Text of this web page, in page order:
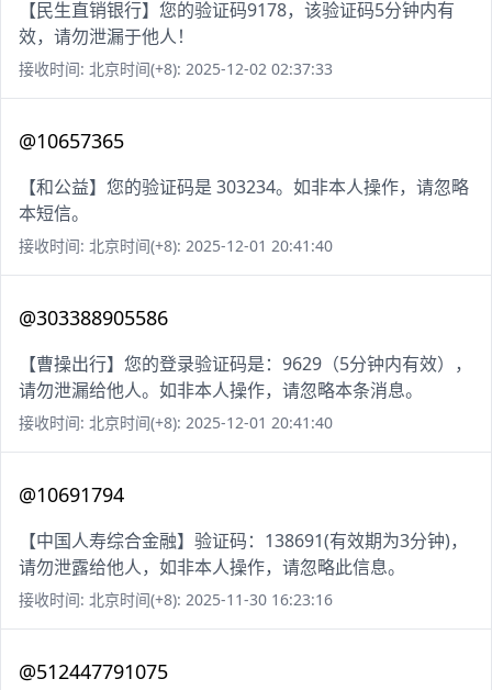
【民生直销银行】您的验证码9178，该验证码5分钟内有
效，请勿泄漏于他人！
接收时间: 北京时间(+8): 2025-12-02 02:37:33
@10657365
【和公益】您的验证码是 303234。如非本人操作，请忽略
本短信。
接收时间: 北京时间(+8): 2025-12-01 20:41:40
@303388905586
【曹操出行】您的登录验证码是：9629（5分钟内有效），
请勿泄漏给他人。如非本人操作，请忽略本条消息。
接收时间: 北京时间(+8): 2025-12-01 20:41:40
@10691794
【中国人寿综合金融】验证码：138691(有效期为3分钟)，
请勿泄露给他人，如非本人操作，请忽略此信息。
接收时间: 北京时间(+8): 2025-11-30 16:23:16
@512447791075